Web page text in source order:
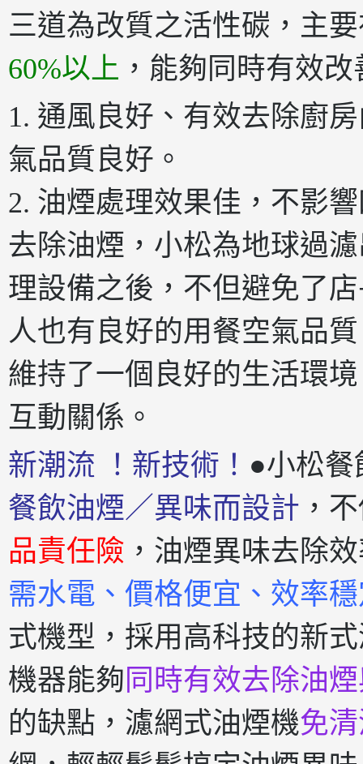
三道為改質之活性碳，主
60%以上 ，能夠同時有效
1. 通風良好、有效去除廚
氣品質良好。
2. 油煙處理效果佳，不影
去除油煙，小松為地球過
理設備之後，不但避免了
人也有良好的用餐空氣品
維持了一個良好的生活環
互動關係。
新潮流 ！新技術！ ●小松餐
餐飲油煙／異味而設計 ，
品責任險 ，油煙異味去除
需水電、價格便宜、效率
式機型，採用高科技的新
機器能夠 同時有效去除油
的缺點，濾網式油煙機免